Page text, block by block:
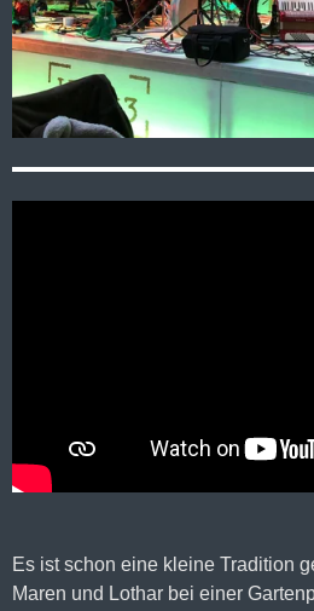
Es ist schon eine kleine Tradition
Maren und Lothar bei einer